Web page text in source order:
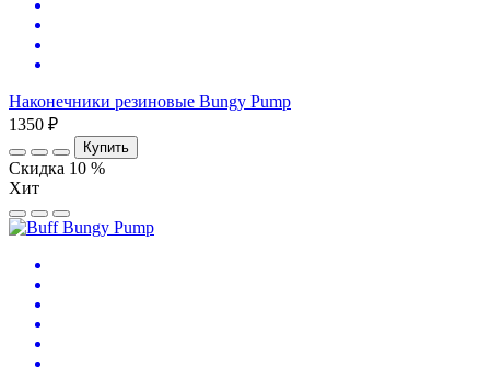
Наконечники резиновые Bungy Pump
1350 ₽
Купить
Скидка 10 %
Хит